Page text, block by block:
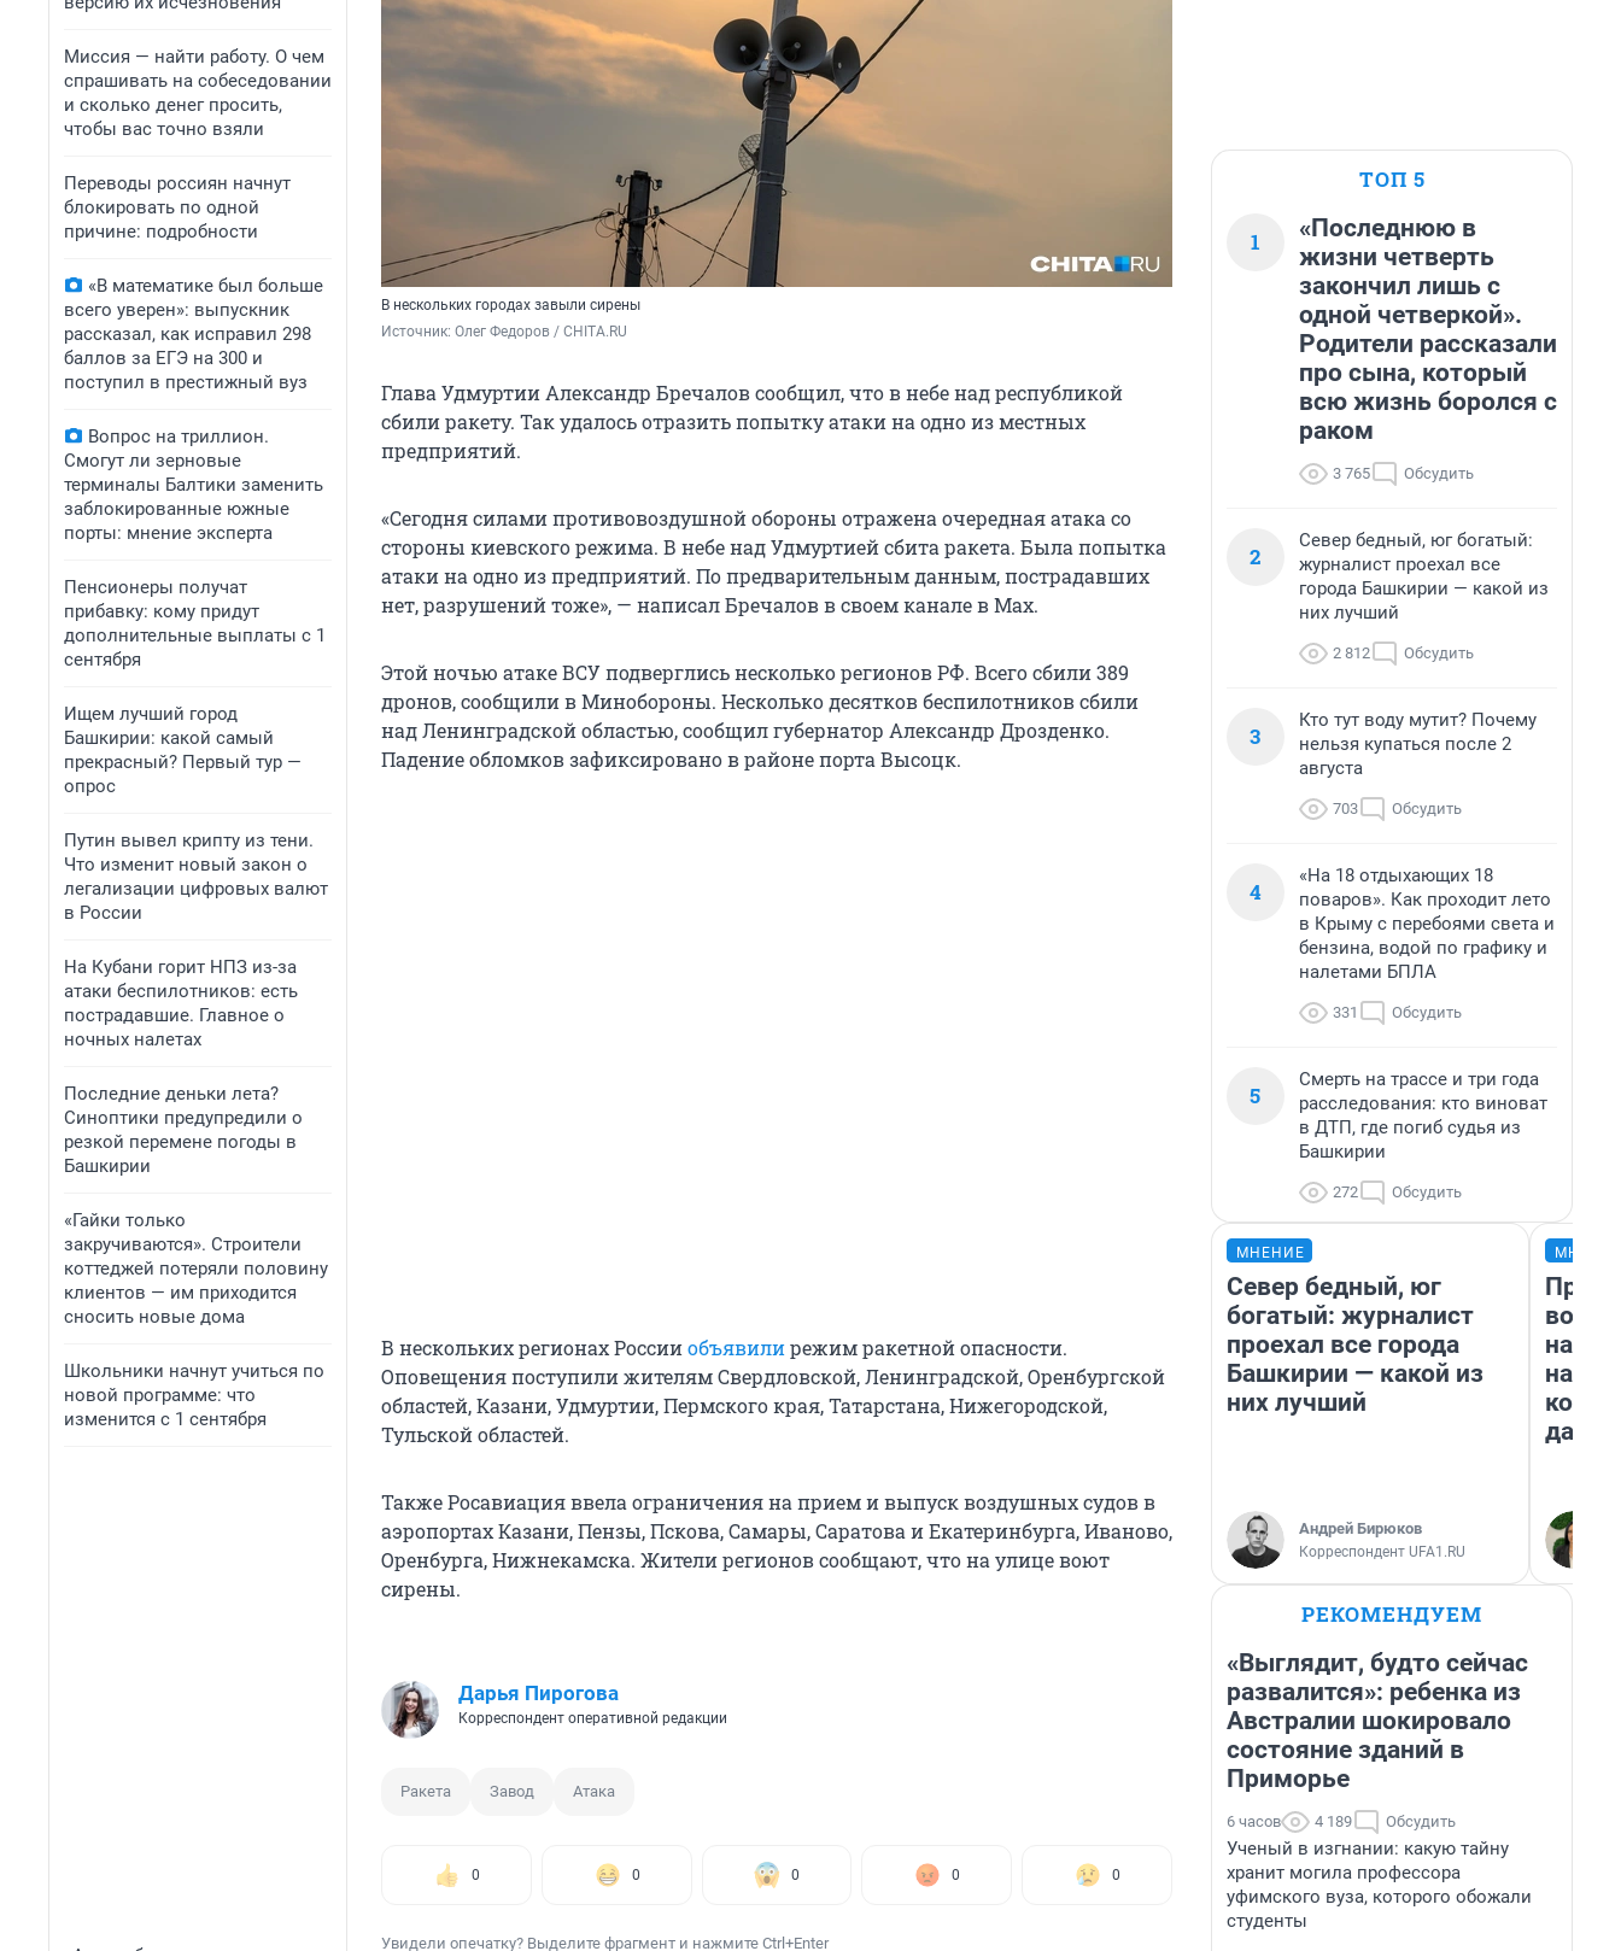
Миссия — найти работу. О чем
спрашивать на собеседовании
и сколько денег просить,
чтобы вас точно взяли
Переводы россиян начнут
блокировать по одной
причине: подробности
«В математике был больше
всего уверен»: выпускник
рассказал, как исправил 298
баллов за ЕГЭ на 300 и
поступил в престижный вуз
Вопрос на триллион.
Смогут ли зерновые
терминалы Балтики заменить
заблокированные южные
порты: мнение эксперта
Пенсионеры получат
прибавку: кому придут
дополнительные выплаты с 1
сентября
Ищем лучший город
Башкирии: какой самый
прекрасный? Первый тур —
опрос
Путин вывел крипту из тени.
Что изменит новый закон о
легализации цифровых валют
в России
На Кубани горит НПЗ из-за
атаки беспилотников: есть
пострадавшие. Главное о
ночных налетах
Последние деньки лета?
Синоптики предупредили о
резкой перемене погоды в
Башкирии
«Гайки только
закручиваются». Строители
коттеджей потеряли половину
клиентов — им приходится
сносить новые дома
Школьники начнут учиться по
новой программе: что
изменится с 1 сентября
В нескольких городах завыли сирены
Источник: Олег Федоров / CHITA.RU
Глава Удмуртии Александр Бречалов сообщил, что в небе над республикой
сбили ракету. Так удалось отразить попытку атаки на одно из местных
предприятий.
«Сегодня силами противовоздушной обороны отражена очередная атака со
стороны киевского режима. В небе над Удмуртией сбита ракета. Была попытка
атаки на одно из предприятий. По предварительным данным, пострадавших
нет, разрушений тоже», — написал Бречалов в своем канале в Мах.
Этой ночью атаке ВСУ подверглись несколько регионов РФ. Всего сбили 389
дронов, сообщили в Минобороны. Несколько десятков беспилотников сбили
над Ленинградской областью, сообщил губернатор Александр Дрозденко.
Падение обломков зафиксировано в районе порта Высоцк.
В нескольких регионах Россииобъявилирежим ракетной опасности.
Оповещения поступили жителям Свердловской, Ленинградской, Оренбургской
областей, Казани, Удмуртии, Пермского края, Татарстана, Нижегородской,
Тульской областей.
Также Росавиация ввела ограничения на прием и выпуск воздушных судов в
аэропортах Казани, Пензы, Пскова, Самары, Саратова и Екатеринбурга, Иваново,
Оренбурга, Нижнекамска. Жители регионов сообщают, что на улице воют
сирены.
Дарья Пирогова
Корреспондент оперативной редакции
Ракета Завод Атака
0 0 0 0 0
Увидели опечатку? Выделите фрагмент и нажмите Ctrl+Enter
ТОП 5
1
«Последнюю в
жизни четверть
закончил лишь с
одной четверкой».
Родители рассказали
про сына, который
всю жизнь боролся с
раком
3 765 Обсудить
2
Север бедный, юг богатый:
журналист проехал все
города Башкирии — какой из
них лучший
2 812 Обсудить
3
Кто тут воду мутит? Почему
нельзя купаться после 2
августа
703 Обсудить
4
«На 18 отдыхающих 18
поваров». Как проходит лето
в Крыму с перебоями света и
бензина, водой по графику и
налетами БПЛА
331 Обсудить
5
Смерть на трассе и три года
расследования: кто виноват
в ДТП, где погиб судья из
Башкирии
272 Обсудить
МНЕНИЕ
Север бедный, юг
богатый: журналист
проехал все города
Башкирии — какой из
них лучший
Андрей Бирюков
Корреспондент UFA1.RU
нам
даже
РЕКОМЕНДУЕМ
«Выглядит, будто сейчас
развалится»: ребенка из
Австралии шокировало
состояние зданий в
Приморье
6 часов 4 189 Обсудить
Ученый в изгнании: какую тайну
хранит могила профессора
уфимского вуза, которого обожали
студенты